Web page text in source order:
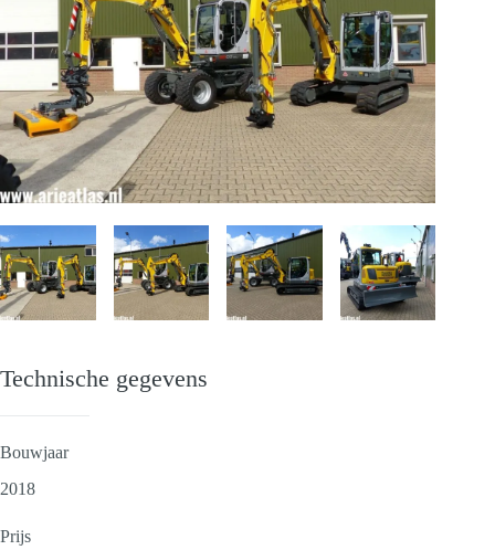
Technische gegevens
Bouwjaar
2018
Prijs